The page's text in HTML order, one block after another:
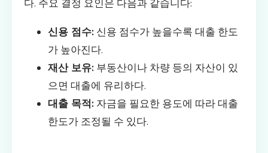
다. 주요 결정 요인은 다음과 같습니다:
신용 점수: 신용 점수가 높을수록 대출 한도
가 높아진다.
재산 보유: 부동산이나 차량 등의 자산이 있
으면 대출에 유리하다.
대출 목적: 자금을 필요한 용도에 따라 대출
한도가 조정될 수 있다.